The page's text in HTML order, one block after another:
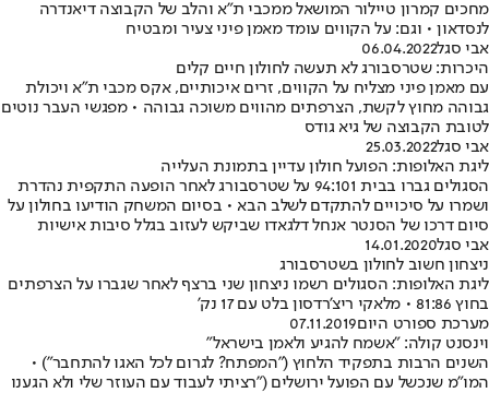
מחכים קמרון טיילור המושאל ממכבי ת"א והלב של הקבוצה דיאנדרה
לנסדאון • וגם: על הקווים עומד מאמן פיני צעיר ומבטיח
אבי סגל06.04.2022
היכרות: שטרסבורג לא תעשה לחולון חיים קלים
עם מאמן פיני מצליח על הקווים, זרים איכותיים, אקס מכבי ת"א ויכולת
גבוהה מחוץ לקשת, הצרפתים מהווים משוכה גבוהה • מפגשי העבר נוטים
לטובת הקבוצה של גיא גודס
אבי סגל25.03.2022
ליגת האלופות: הפועל חולון עדיין בתמונת העלייה
הסגולים גברו בבית 94:101 על שטרסבורג לאחר הופעה התקפית נהדרת
ושמרו על סיכויים להתקדם לשלב הבא • בסיום המשחק הודיעו בחולון על
סיום דרכו של הסנטר אנחל דלגאדו שביקש לעזוב בגלל סיבות אישיות
אבי סגל14.01.2020
ניצחון חשוב לחולון בשטרסבורג
ליגת האלופות: הסגולים רשמו ניצחון שני ברצף לאחר שגברו על הצרפתים
בחוץ 81:86 • מלאקי ריצ'רדסון בלט עם 17 נק'
מערכת ספורט היום07.11.2019
וינסנט קולה: "אשמח להגיע ולאמן בישראל"
השנים הרבות בתפקיד הלחוץ ("המפתח? לגרום לכל האגו להתחבר") •
המו"מ שנכשל עם הפועל ירושלים ("רציתי לעבוד עם העוזר שלי ולא הגענו